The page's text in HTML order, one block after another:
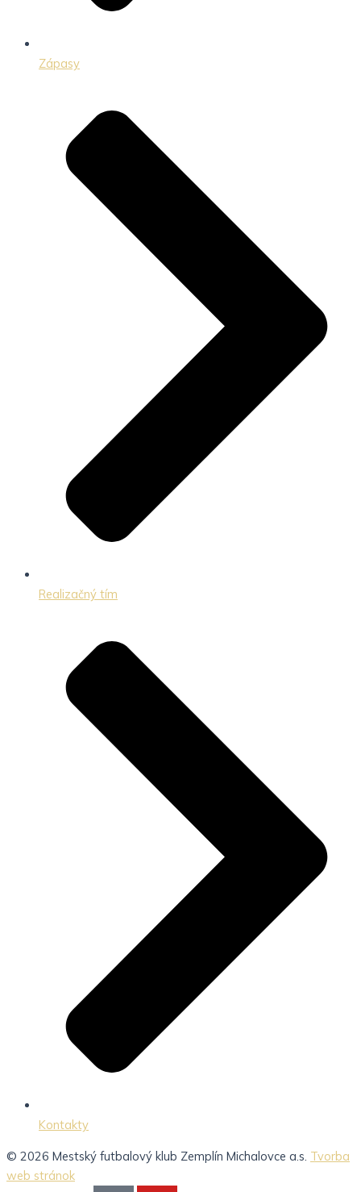
Zápasy
Realizačný tím
Kontakty
© 2026 Mestský futbalový klub Zemplín Michalovce a.s. Tvorba
web stránok